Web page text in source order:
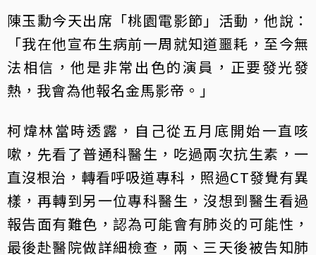
陳玉勳今天出席「桃園電影節」活動，他說：
「我在他宣布生病前一周就知道噩耗，至今無
法相信，他是非常出色的演員，正要發光發
熱，我會為他報名金馬影帝。」
柯煒林當時透露，自己從五月底開始一直咳
嗽，先看了普通科醫生，吃過兩次抗生素，一
直沒根治，轉看呼吸道專科，照過CT發覺有異
樣，再轉到另一位專科醫生，沒想到醫生看過
報告面有難色，認為可能會有肺炎的可能性，
最後赴醫院做詳細檢查，兩、三天後被告知肺